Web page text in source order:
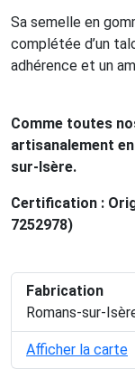
Sa semelle en
complétée d’un
adhérence et un
Comme toutes
artisanalement
sur-Isère.
Certification :
7252978)
Fabrication
Romans-sur-
Afficher la carte